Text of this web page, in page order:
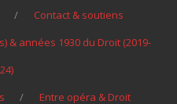
Contact & soutiens
& années 1930 du Droit (2019-
Entre opéra & Droit